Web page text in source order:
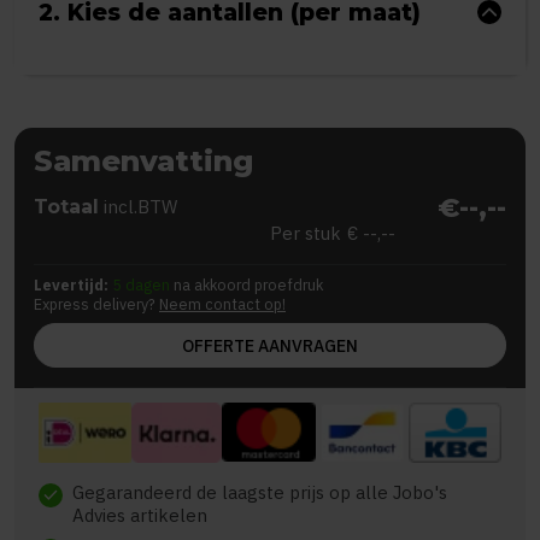
2. Kies de aantallen (per maat)
Samenvatting
Totaal incl.BTW €--,--
Per stuk € --,--
Levertijd: 5 dagen na akkoord proefdruk
Express delivery? Neem contact op!
OFFERTE AANVRAGEN
check Gegarandeerd de laagste prijs op alle Jobo's
Advies artikelen